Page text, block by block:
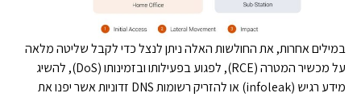
במילים אחרות, את החולשות האלה ניתן לנצל כדי לקבל שליטה מלאה
על מכשיר המטרה (RCE), לפגוע בפעילותו ובזמינותו (DoS), להשיג
מידע רגיש (infoleak) או להזריק רשומות DNS זדוניות אשר יפנו את